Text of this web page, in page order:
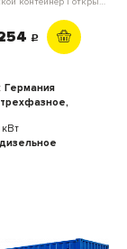
c
Германия
трехфазное,
кВт
дизельное